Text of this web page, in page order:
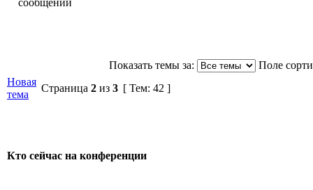
Показать темы за:
Поле
Новая
тема
Страница 2 из 3 [ Тем: 42 ]
Кто сейчас на конференции